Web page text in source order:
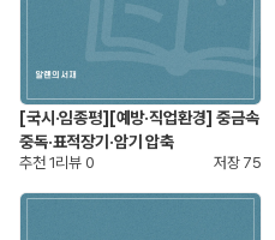
[국시·임종평][예방·직업환경] 중금속
중독·표적장기·암기 압축
추천 1리뷰 0 저장 75